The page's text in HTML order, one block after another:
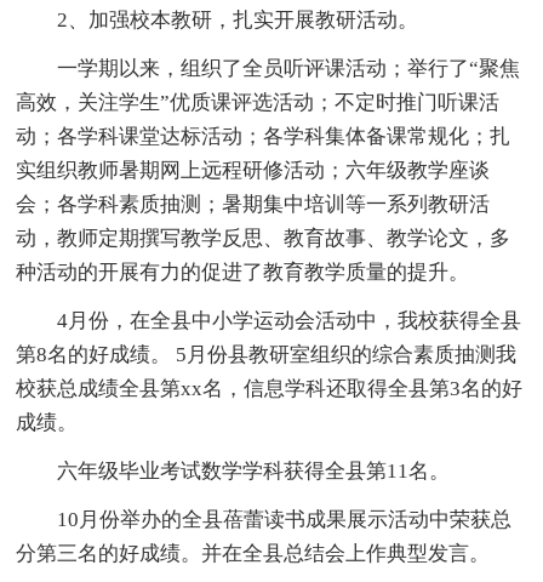
2、加强校本教研，扎实开展教研活动。
一学期以来，组织了全员听评课活动；举行了“聚焦
高效，关注学生”优质课评选活动；不定时推门听课活
动；各学科课堂达标活动；各学科集体备课常规化；扎
实组织教师暑期网上远程研修活动；六年级教学座谈
会；各学科素质抽测；暑期集中培训等一系列教研活
动，教师定期撰写教学反思、教育故事、教学论文，多
种活动的开展有力的促进了教育教学质量的提升。
4月份，在全县中小学运动会活动中，我校获得全县
第8名的好成绩。 5月份县教研室组织的综合素质抽测我
校获总成绩全县第xx名，信息学科还取得全县第3名的好
成绩。
六年级毕业考试数学学科获得全县第11名。
10月份举办的全县蓓蕾读书成果展示活动中荣获总
分第三名的好成绩。并在全县总结会上作典型发言。